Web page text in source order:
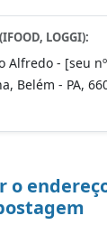
LOGGI):
Alfredo - [seu
Belém - PA,